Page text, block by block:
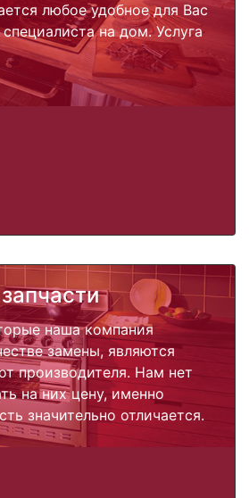
любое удобное для Вас
на дом. Услуга
наша компания
замены, являются
производителя. Нам нет
на них цену, именно
значительно отличается.